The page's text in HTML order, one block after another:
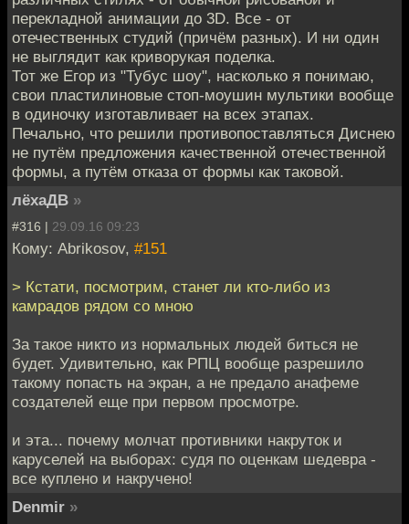
перекладной анимации до 3D. Все - от
отечественных студий (причём разных). И ни один
не выглядит как криворукая поделка.
Тот же Егор из "Тубус шоу", насколько я понимаю,
свои пластилиновые стоп-моушин мультики вообще
в одиночку изготавливает на всех этапах.
Печально, что решили противопоставляться Диснею
не путём предложения качественной отечественной
формы, а путём отказа от формы как таковой.
лёхаДВ »
#316 | 29.09.16 09:23
Кому: Abrikosov, #151
> Кстати, посмотрим, станет ли кто-либо из
камрадов рядом со мною
За такое никто из нормальных людей биться не
будет. Удивительно, как РПЦ вообще разрешило
такому попасть на экран, а не предало анафеме
создателей еще при первом просмотре.
и эта... почему молчат противники накруток и
каруселей на выборах: судя по оценкам шедевра -
все куплено и накручено!
Denmir »